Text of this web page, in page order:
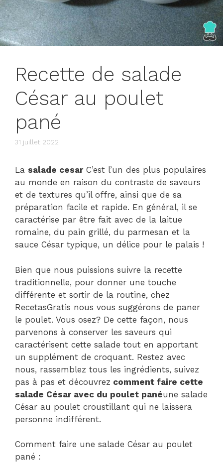
Recette de salade
César au poulet
pané
31 juillet 2022
La salade cesarC’est l’un des plus populaires
au monde en raison du contraste de saveurs
et de textures qu’il offre, ainsi que de sa
préparation facile et rapide. En général, il se
caractérise par être fait avec de la laitue
romaine, du pain grillé, du parmesan et la
sauce César typique, un délice pour le palais !
Bien que nous puissions suivre la recette
traditionnelle, pour donner une touche
différente et sortir de la routine, chez
RecetasGratis nous vous suggérons de paner
le poulet. Vous osez? De cette façon, nous
parvenons à conserver les saveurs qui
caractérisent cette salade tout en apportant
un supplément de croquant. Restez avec
nous, rassemblez tous les ingrédients, suivez
pas à pas et découvrez comment faire cette
salade César avec du poulet panéune salade
César au poulet croustillant qui ne laissera
personne indifférent.
Comment faire une salade César au poulet
pané :